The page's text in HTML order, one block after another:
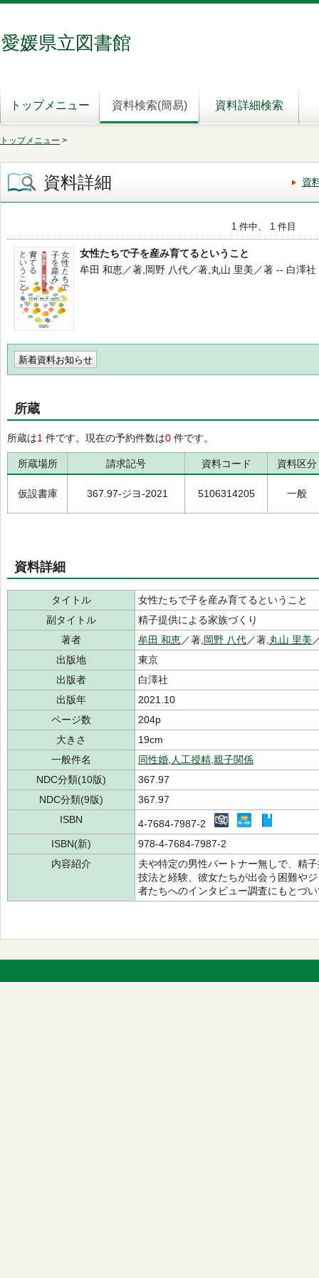
愛媛県立図書館
トップメニュー 資料検索(簡易) 資料詳細検索
トップメニュー >
資料詳細 資
1 件中、 1 件目
女性たちで子を産み育てるということ
牟田 和恵／著,岡野 八代／著,丸山 里美／著 -- 白澤
新着資料お知らせ
所蔵
所蔵は1 件です。現在の予約件数は0 件です。
所蔵場所 請求記号 資料コード 資料区分
仮設書庫 367.97-ジヨ-2021 5106314205 一般
資料詳細
タイトル
女性たちで子を産み育てるということ
副タイトル
精子提供による家族づくり
著者
牟田 和恵／著, 岡野 八代／著, 丸山 里美
出版地
東京
出版者
白澤社
出版年
2021.10
ページ数
204p
大きさ
19cm
一般件名
同性婚 人工授精 親子関係
NDC分類(10版)
367.97
NDC分類(9版)
367.97
ISBN
4-7684-7987-2
ISBN(新)
978-4-7684-7987-2
内容紹介
夫や特定の男性パートナー無しで、精
技法と経験、彼女たちが出会う困難や
者たちへのインタビュー調査にもとづ